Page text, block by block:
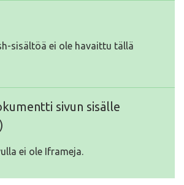
sisältöä ei ole havaittu tällä
sivun sisälle
ei ole Iframeja.